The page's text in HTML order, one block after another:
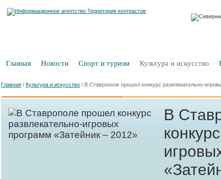
Главная Новости Спорт и туризм Культура и искусство
Главная / Культура и искусство / В Ставрополе прошел конкурс развлекательно-
В